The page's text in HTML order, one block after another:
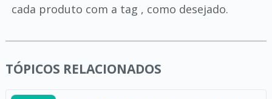
cada produto com a tag , como desejado.
TÓPICOS RELACIONADOS